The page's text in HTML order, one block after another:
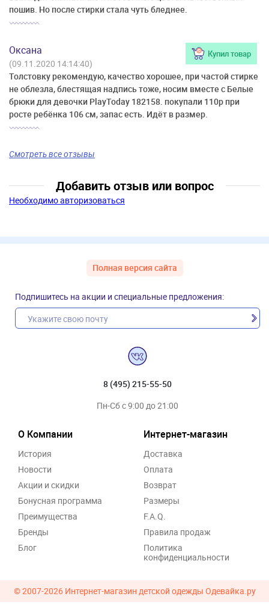
пошив. Но после стирки стала чуть бледнее.
Оксана Купил товар
(09.11.2020 14:14:40)
Толстовку рекомендую, качество хорошее, при частой стирке
не облезла, блестящая надпись тоже, носим вместе с Белые
брюки для девочки PlayToday 182158. покупали 110р при
росте ребёнка 106 см, запас есть. Идёт в размер.
Смотреть все отзывы
Добавить отзыв или вопрос
Необходимо авторизоваться
Полная версия сайта
Подпишитесь на акции и специальные предложения:
8 (495) 215-55-50
Пн-Сб с 9:00 до 21:00
О Компании
История
Новости
Акции и скидки
Бонусная программа
Преимущества
Бренды
Блог
Интернет-магазин
Доставка
Оплата
Возврат
Размеры
F.A.Q.
Правила продаж
Политика
конфиденциальности
© 2007-2026 Интернет-магазин детской одежды Одевайка.ру